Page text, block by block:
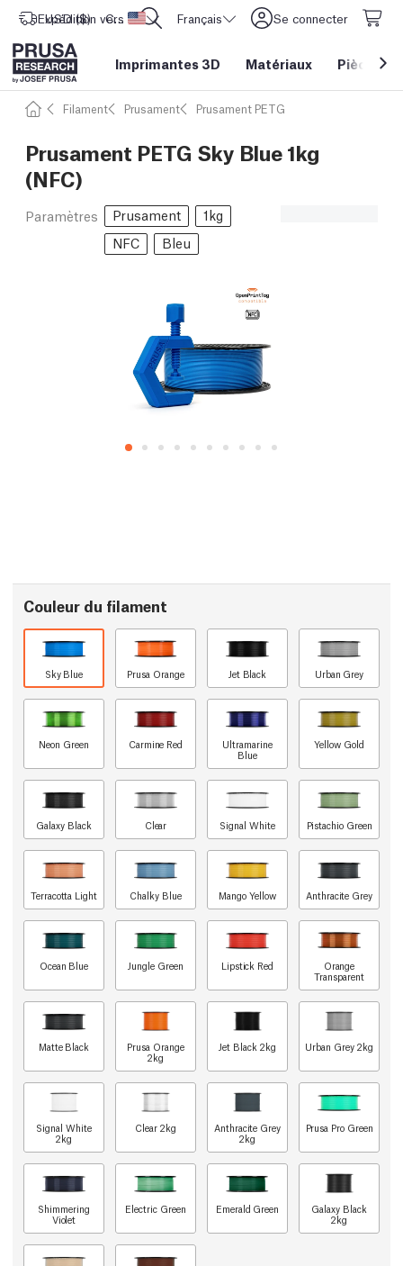
Expédition vers Etats-Unis d'Amérique
USD ($) CORE One L: Maintenant en stock ! Français Se connecter
Imprimantes 3D Matériaux Pièces&
Filament Prusament Prusament PETG
Prusament PETG Sky Blue 1kg
(NFC)
Paramètres Prusament
1kg
NFC
Bleu
Couleur du filament
Sky Blue Prusa Orange Jet Black Urban Grey
Neon Green Carmine Red
Ultramarine
Blue
Yellow Gold
Galaxy Black Clear Signal White Pistachio Green
Terracotta Light Chalky Blue Mango Yellow Anthracite Grey
Ocean Blue Jungle Green Lipstick Red
Orange
Transparent
Matte Black
Prusa Orange
2kg
Jet Black 2kg Urban Grey 2kg
Signal White
2kg
Clear 2kg
Anthracite Grey
2kg
Prusa Pro Green
Shimmering
Violet
Electric Green Emerald Green
Galaxy Black
2kg